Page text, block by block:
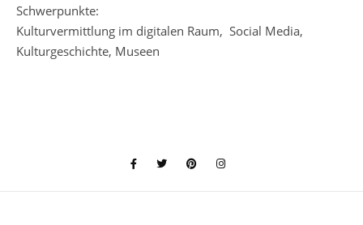
Schwerpunkte:
Kulturvermittlung im digitalen Raum, Social Media,
Kulturgeschichte, Museen